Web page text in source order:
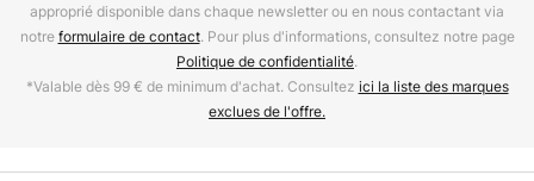
approprié disponible dans chaque newsletter ou en nous contactant via
notreformulaire de contact. Pour plus d'informations, consultez notre page
Politique de confidentialité.
*Valable dès 99 € de minimum d'achat. Consultez ici la liste des marques
exclues de l'offre.